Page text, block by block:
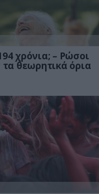
χρόνια; – Ρώσοι
θεωρητικά όρια